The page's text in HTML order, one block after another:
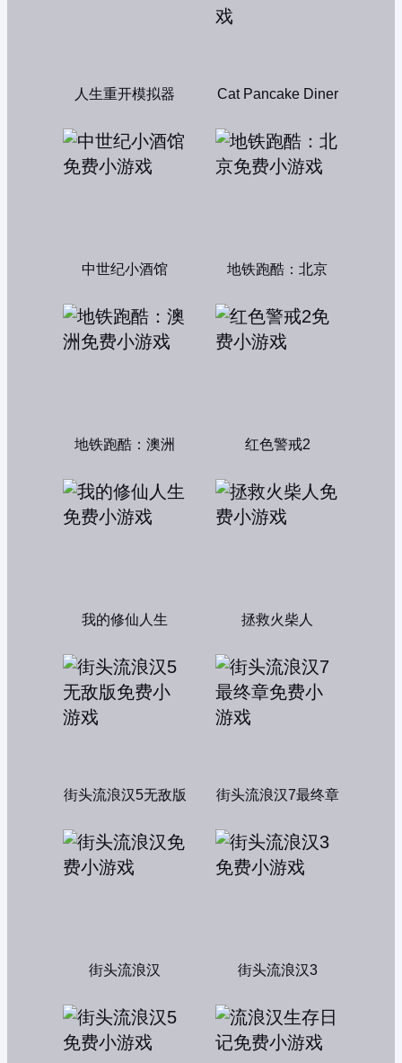
人生重开模拟器 Cat Pancake Diner
中世纪小酒馆 地铁跑酷：北京
地铁跑酷：澳洲 红色警戒2
我的修仙人生 拯救火柴人
街头流浪汉5无敌版 街头流浪汉7最终章
街头流浪汉 街头流浪汉3